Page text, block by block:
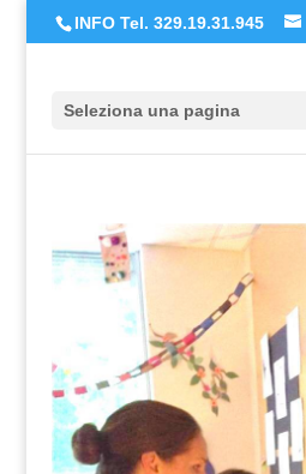
INFO Tel. 329.19.31.945
Seleziona una pagina